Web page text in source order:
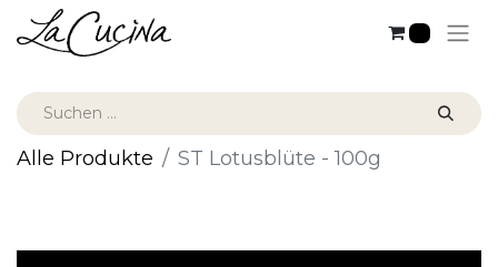
Alle Produkte ST Lotusblüte - 100g